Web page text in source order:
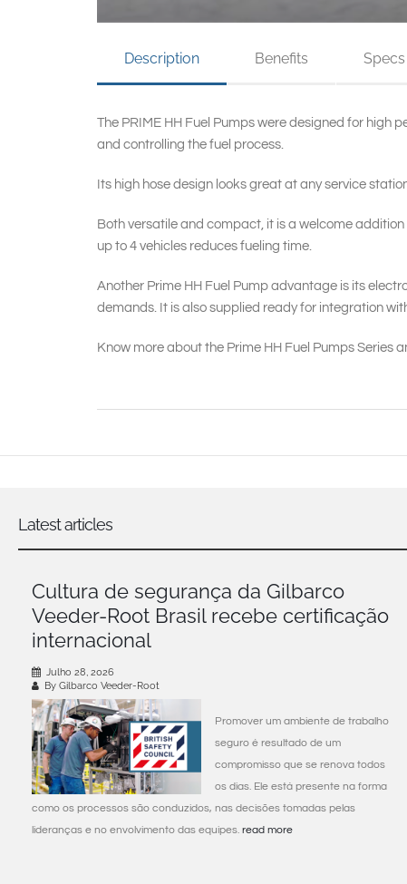
Description Benefits Specs
The PRIME HH Fuel Pumps were designed for
and controlling the fuel process.
Its high hose design looks great at any service
Both versatile and compact, it is a welcome
up to 4 vehicles reduces fueling time.
Another Prime HH Fuel Pump advantage is its
demands. It is also supplied ready for integration
Know more about the Prime HH Fuel Pumps Series
Latest articles
Cultura de segurança da Gilbarco
Veeder-Root Brasil recebe certificação
internacional
Julho 28, 2026
By Gilbarco Veeder-Root
Promover um ambiente de trabalho
seguro é resultado de um
compromisso que se renova todos
os dias. Ele está presente na forma
como os processos são conduzidos, nas decisões tomadas pelas
lideranças e no envolvimento das equipes. read more